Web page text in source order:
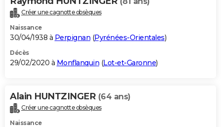
Créer une cagnotte obsèques
Naissance
30/04/1938 à Perpignan (Pyrénées-Orientales)
Décès
29/02/2020 à Monflanquin (Lot-et-Garonne)
Alain HUNTZINGER (64 ans)
Créer une cagnotte obsèques
Naissance